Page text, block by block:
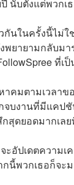
นับตั้งแต่พวก
นในครั้งนี้ไม่
พยายามกลับม
ที่
คมตามเวลาข
จบงานที่มีแคป
สุดยอดมากเล
อัปเดตความเ
กนี้พวกเธอก็